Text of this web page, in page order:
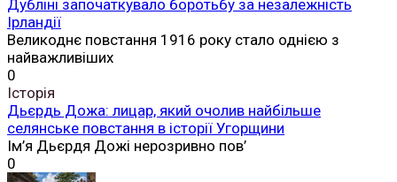
Дубліні започаткувало боротьбу за незалежність
Ірландії
Великоднє повстання 1916 року стало однією з
найважливіших
0
Історія
Дьєрдь Дожа: лицар, який очолив найбільше
селянське повстання в історії Угорщини
Ім’я Дьєрдя Дожі нерозривно пов’
0